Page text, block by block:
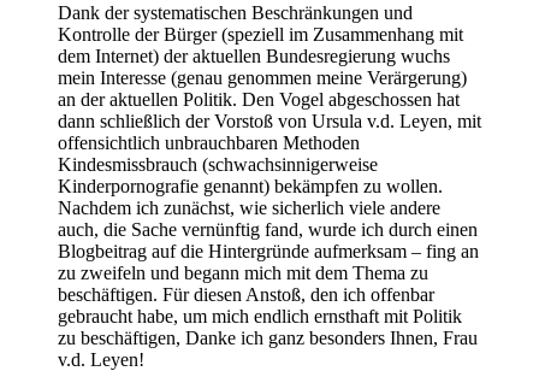
Dank der systematischen Beschränkungen und
Kontrolle der Bürger (speziell im Zusammenhang mit
dem Internet) der aktuellen Bundesregierung wuchs
mein Interesse (genau genommen meine Verärgerung)
an der aktuellen Politik. Den Vogel abgeschossen hat
dann schließlich der Vorstoß von Ursula v.d. Leyen, mit
offensichtlich unbrauchbaren Methoden
Kindesmissbrauch (schwachsinnigerweise
Kinderpornografie genannt) bekämpfen zu wollen.
Nachdem ich zunächst, wie sicherlich viele andere
auch, die Sache vernünftig fand, wurde ich durch einen
Blogbeitrag auf die Hintergründe aufmerksam – fing an
zu zweifeln und begann mich mit dem Thema zu
beschäftigen. Für diesen Anstoß, den ich offenbar
gebraucht habe, um mich endlich ernsthaft mit Politik
zu beschäftigen, Danke ich ganz besonders Ihnen, Frau
v.d. Leyen!